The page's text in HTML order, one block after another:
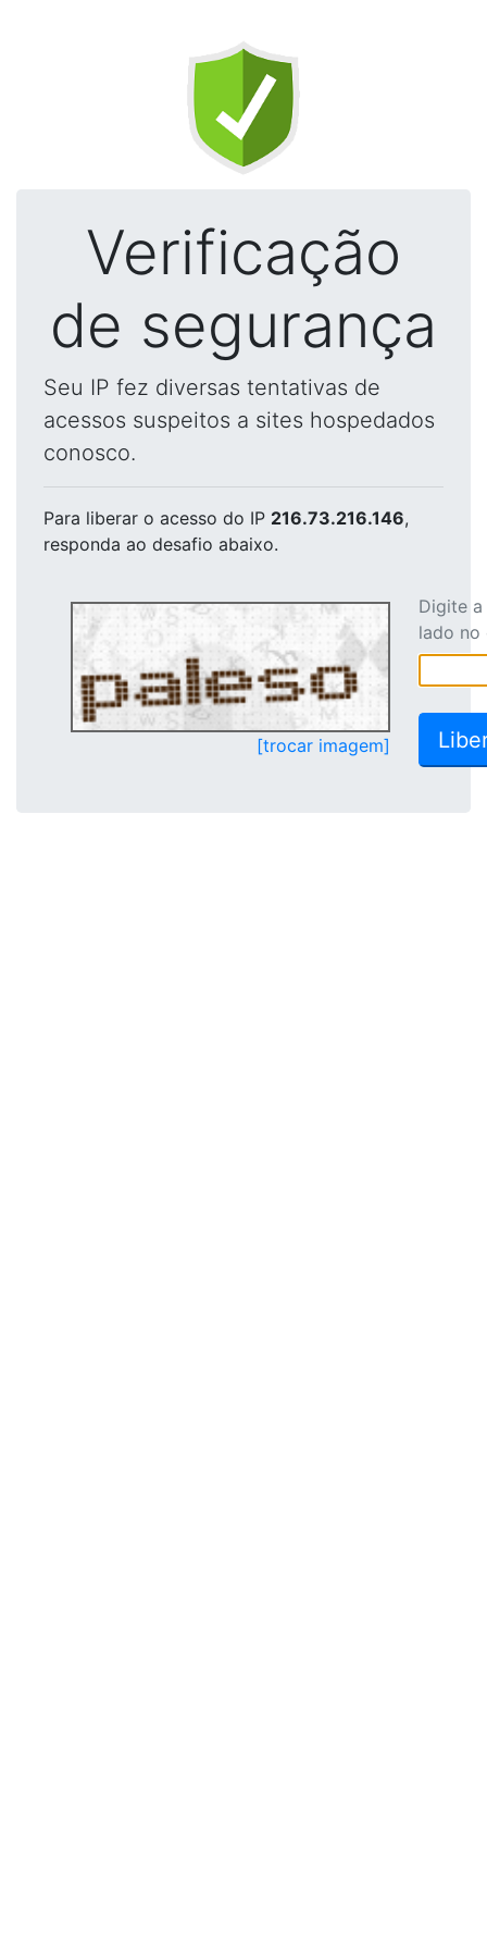
Verificação
de segurança
Seu IP fez diversas tentativas de
acessos suspeitos a sites hospedados
conosco.
Para liberar o acesso do IP 216.73.216.146,
responda ao desafio abaixo.
[trocar imagem]
Digite
lado no